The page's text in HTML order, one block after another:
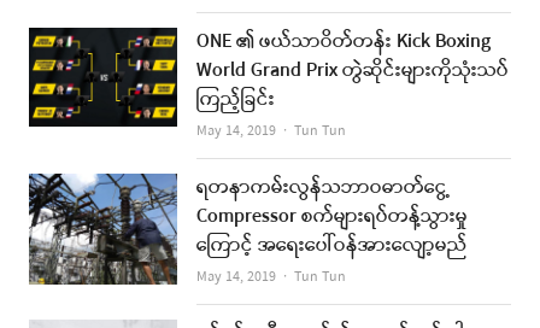
ONE ၏ ဖယ်သာဝိတ်တန်း Kick Boxing
World Grand Prix တွဲဆိုင်းများကိုသုံးသပ်
ကြည့်ခြင်း
May 14, 2019 Author
Tun Tun
ရတနာကမ်းလွန်သဘာဝဓာတ်ငွေ့
Compressor စက်များရပ်တန့်သွားမှု
ကြောင့် အရေးပေါ်ဝန်အားလျော့မည်
May 14, 2019 Author
Tun Tun